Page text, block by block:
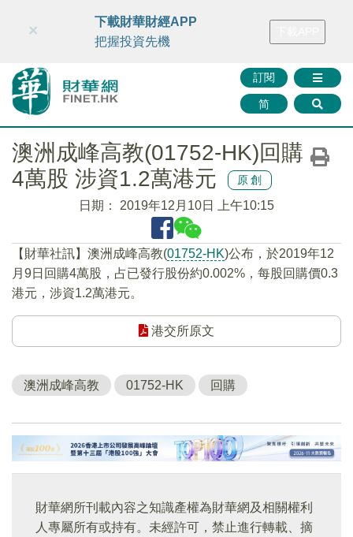
財華智庫網 FINTV FINMETA 財華證券 媒體矩陣
訂閱
简
×
下載財華財經APP
把握投資先機
澳洲成峰高教(01752-HK)回購
4萬股 涉資1.2萬港元
原創
日期： 2019年12月10日 上午10:15
【財華社訊】澳洲成峰高教(01752-HK)公布，於2019年12
月9日回購4萬股，占已發行股份約0.002%，每股回購價0.3
港元，涉資1.2萬港元。
港交所原文
澳洲成峰高教 01752-HK 回購
財華網所刊載內容之知識產權為財華網及相關權利
人專屬所有或持有。未經許可，禁止進行轉載、摘